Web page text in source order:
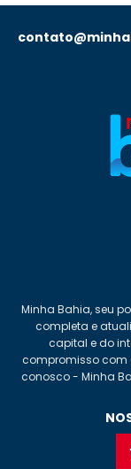
Minha Bahia, seu
completa e
capital e do
compromisso com
conosco - Minha